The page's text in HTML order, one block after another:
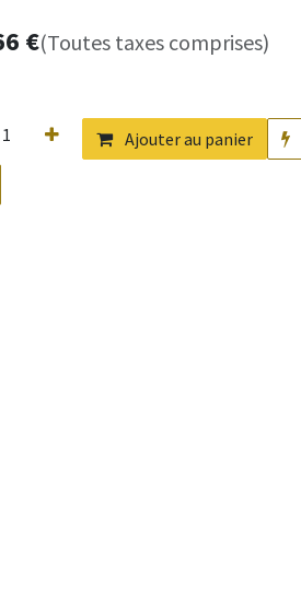
€(Toutes taxes comprises)
Ajouter au panier